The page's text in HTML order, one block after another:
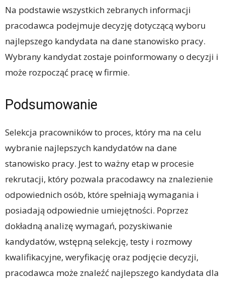
Na podstawie wszystkich zebranych informacji
pracodawca podejmuje decyzję dotyczącą wyboru
najlepszego kandydata na dane stanowisko pracy.
Wybrany kandydat zostaje poinformowany o decyzji i
może rozpocząć pracę w firmie.
Podsumowanie
Selekcja pracowników to proces, który ma na celu
wybranie najlepszych kandydatów na dane
stanowisko pracy. Jest to ważny etap w procesie
rekrutacji, który pozwala pracodawcy na znalezienie
odpowiednich osób, które spełniają wymagania i
posiadają odpowiednie umiejętności. Poprzez
dokładną analizę wymagań, pozyskiwanie
kandydatów, wstępną selekcję, testy i rozmowy
kwalifikacyjne, weryfikację oraz podjęcie decyzji,
pracodawca może znaleźć najlepszego kandydata dla